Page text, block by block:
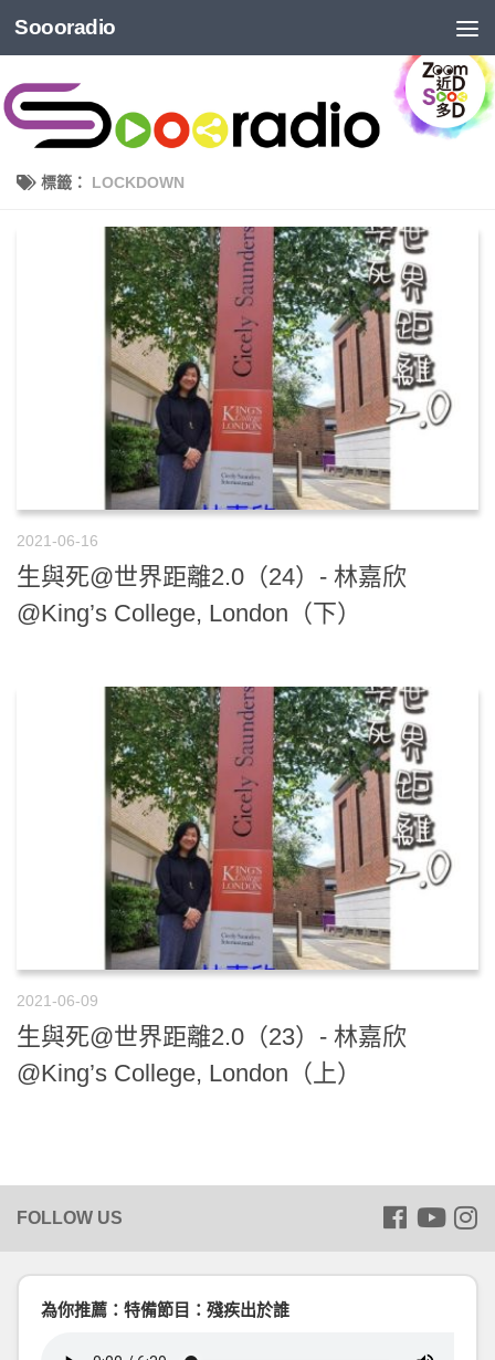
Soooradio
標籤： LOCKDOWN
2021-06-16
生與死@世界距離2.0（24）- 林嘉欣
@King’s College, London（下）
2021-06-09
生與死@世界距離2.0（23）- 林嘉欣
@King’s College, London（上）
為你推薦：特備節目：殘疾出於誰